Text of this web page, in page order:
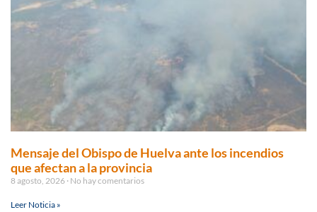
Mensaje del Obispo de Huelva ante los incendios
que afectan a la provincia
8 agosto, 2026 No hay comentarios
Leer Noticia »